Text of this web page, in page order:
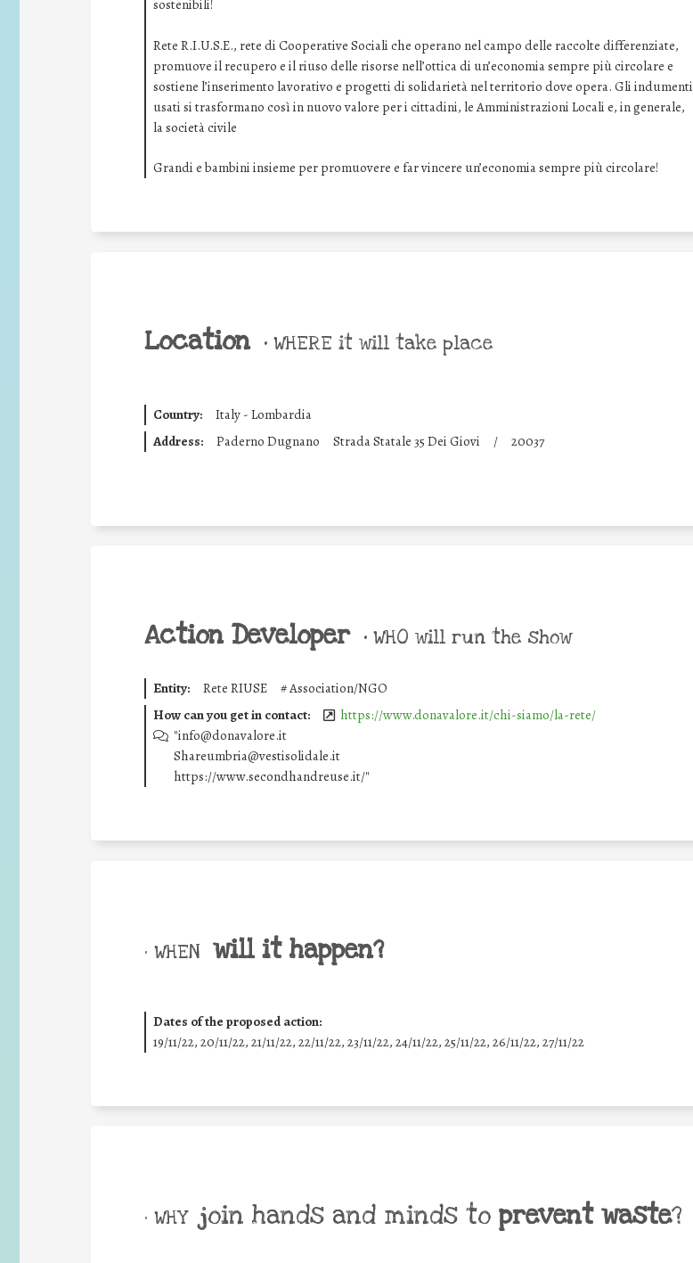
sostenibili!
Rete R.I.U.S.E., rete di Cooperative Sociali che operano nel campo delle raccolte differenziate,
promuove il recupero e il riuso delle risorse nell’ottica di un’economia sempre più circolare e
sostiene l’inserimento lavorativo e progetti di solidarietà nel territorio dove opera. Gli indumenti
usati si trasformano così in nuovo valore per i cittadini, le Amministrazioni Locali e, in generale,
la società civile
Grandi e bambini insieme per promuovere e far vincere un’economia sempre più circolare!
Location • WHERE it will take place
Country:
Italy - Lombardia
Address:
Paderno Dugnano Strada Statale 35 Dei Giovi / 20037
Action Developer • WHO will run the show
Entity: Rete RIUSE #Association/NGO
How can you get in contact:
https://www.donavalore.it/chi-siamo/la-rete/
"info@donavalore.it
Shareumbria@vestisolidale.it
https://www.secondhandreuse.it/"
• WHEN will it happen?
Dates of the proposed action:
19/11/22, 20/11/22, 21/11/22, 22/11/22, 23/11/22, 24/11/22, 25/11/22, 26/11/22, 27/11/22
• WHY join hands and minds to prevent waste?